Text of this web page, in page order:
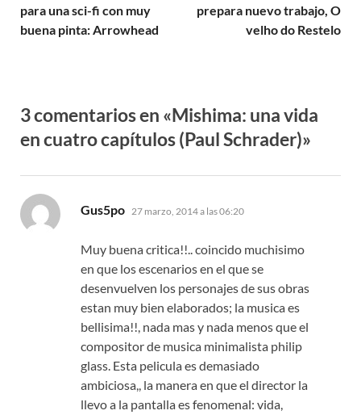
para una sci-fi con muy
buena pinta: Arrowhead
prepara nuevo trabajo, O
velho do Restelo
3 comentarios en «Mishima: una vida
en cuatro capítulos (Paul Schrader)»
Gus5po dice:
27 marzo, 2014 a las 06:20
Muy buena critica!!.. coincido muchisimo
en que los escenarios en el que se
desenvuelven los personajes de sus obras
estan muy bien elaborados; la musica es
bellisima!!, nada mas y nada menos que el
compositor de musica minimalista philip
glass. Esta pelicula es demasiado
ambiciosa,, la manera en que el director la
llevo a la pantalla es fenomenal: vida,